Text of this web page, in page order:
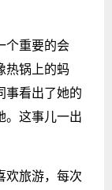
个重要的会
热锅上的蚂
事看出了她的
。这事儿一出
欢旅游，每次